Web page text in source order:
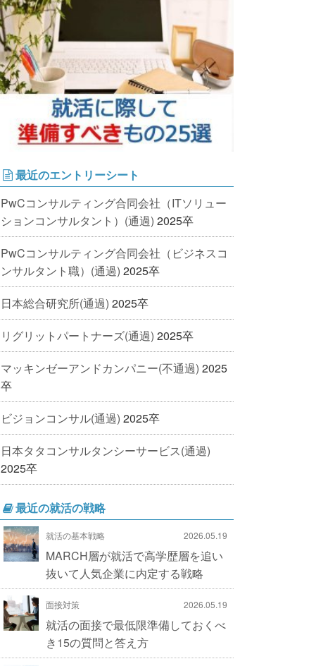
最近のエントリーシート
PwCコンサルティング合同会社（ITソリュー
ションコンサルタント）(通過) 2025卒
PwCコンサルティング合同会社（ビジネスコ
ンサルタント職）(通過) 2025卒
日本総合研究所(通過) 2025卒
リグリットパートナーズ(通過) 2025卒
マッキンゼーアンドカンパニー(不通過) 2025
卒
ビジョンコンサル(通過) 2025卒
日本タタコンサルタンシーサービス(通過)
2025卒
最近の就活の戦略
就活の基本戦略 2026.05.19
MARCH層が就活で高学歴層を追い
抜いて人気企業に内定する戦略
面接対策 2026.05.19
就活の面接で最低限準備しておくべ
き15の質問と答え方